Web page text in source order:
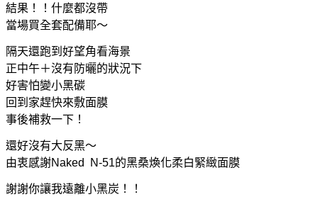
結果！！什麼都沒帶
當場買全套配備耶～
隔天還跑到好望角看海景
正中午＋沒有防曬的狀況下
好害怕變小黑碳
回到家趕快來敷面膜
事後補救一下！
還好沒有大反黑～
由衷感謝Naked N-51的黑桑煥化柔白緊緻面膜
謝謝你讓我遠離小黑炭！！